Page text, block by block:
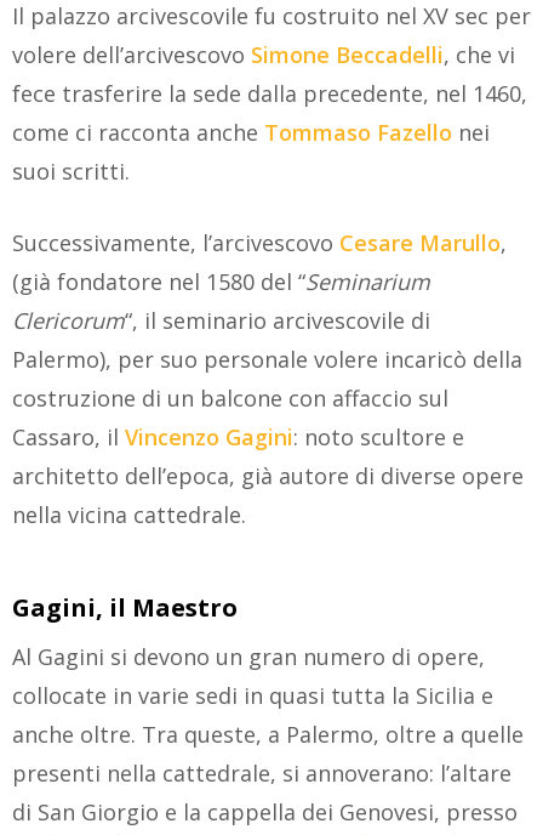
Il palazzo arcivescovile fu costruito nel XV sec per
volere dell’arcivescovo Simone Beccadelli, che vi
fece trasferire la sede dalla precedente, nel 1460,
come ci racconta anche Tommaso Fazello nei
suoi scritti.
Successivamente, l’arcivescovo Cesare Marullo,
(già fondatore nel 1580 del “Seminarium
Clericorum“, il seminario arcivescovile di
Palermo), per suo personale volere incaricò della
costruzione di un balcone con affaccio sul
Cassaro, il Vincenzo Gagini: noto scultore e
architetto dell’epoca, già autore di diverse opere
nella vicina cattedrale.
Gagini, il Maestro
Al Gagini si devono un gran numero di opere,
collocate in varie sedi in quasi tutta la Sicilia e
anche oltre. Tra queste, a Palermo, oltre a quelle
presenti nella cattedrale, si annoverano: l’altare
di San Giorgio e la cappella dei Genovesi, presso